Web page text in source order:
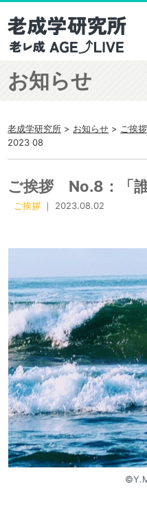
お知らせ
老成学研究所 > お知らせ > ご挨拶
2023 08
ご挨拶 No.8：「
ご挨拶 ｜ 2023.08.02